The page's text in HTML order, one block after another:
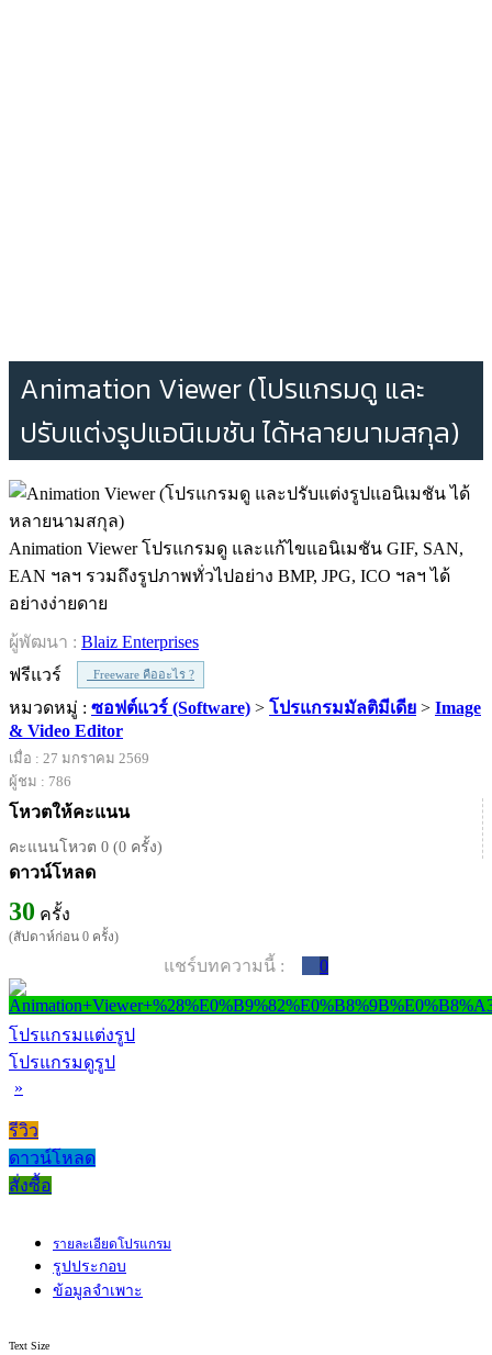
Animation Viewer (โปรแกรมดู และ
ปรับแต่งรูปแอนิเมชัน ได้หลายนามสกุล)
Animation Viewer โปรแกรมดู และแก้ไขแอนิเมชัน GIF, SAN,
EAN ฯลฯ รวมถึงรูปภาพทั่วไปอย่าง BMP, JPG, ICO ฯลฯ ได้
อย่างง่ายดาย
ผู้พัฒนา : Blaiz Enterprises
ฟรีแวร์
Freeware คืออะไร ?
หมวดหมู่ : ซอฟต์แวร์ (Software) > โปรแกรมมัลติมีเดีย > Image
& Video Editor
เมื่อ : 27 มกราคม 2569
ผู้ชม : 786
โหวตให้คะแนน
คะแนนโหวต 0 (0 ครั้ง)
ดาวน์โหลด
30 ครั้ง
(สัปดาห์ก่อน 0 ครั้ง)
แชร์บทความนี้ : 0
โปรแกรมแต่งรูป
โปรแกรมดูรูป
»
รีวิว
ดาวน์โหลด
สั่งซื้อ
รายละเอียดโปรแกรม
รูปประกอบ
ข้อมูลจำเพาะ
Text Size